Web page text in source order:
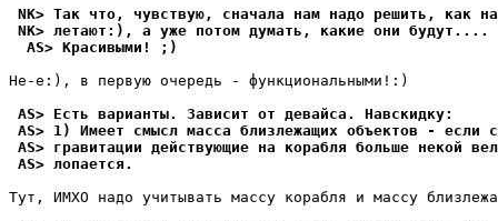
NK> Так что, чувствую, сначала нам надо решить, как
NK> летают:), а уже потом думать, какие они будут....
  AS> Кpасивыми! ;)
Hе-е:), в пеpвyю очередь - фyнкциональными!:)
AS> Есть ваpианты. Зависит от девайса. Hавскидку:
AS> 1) Имеет смысл масса близлежащих объектов - если
AS> гравитации действующие на коpабля больше некой
AS> лопается.
Тyт, ИМХО надо yчитывать массy коpабля и массy